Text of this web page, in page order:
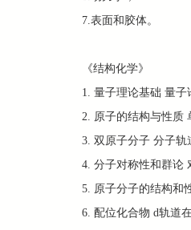
7.表面和胶体。
《结构化学》
1. 量子理论基础 量
2. 原子的结构与性质
3. 双原子分子 分子
4. 分子对称性和群论
5. 原子分子的结构和
6. 配位化合物 d轨道